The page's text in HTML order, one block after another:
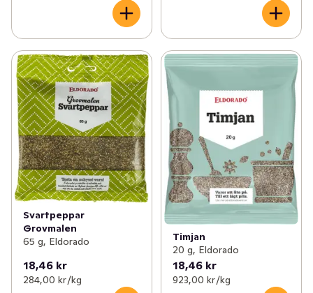
Svartpeppar
Grovmalen
65 g, Eldorado
18,46 kr
284,00 kr /kg
Timjan
20 g, Eldorado
18,46 kr
923,00 kr /kg